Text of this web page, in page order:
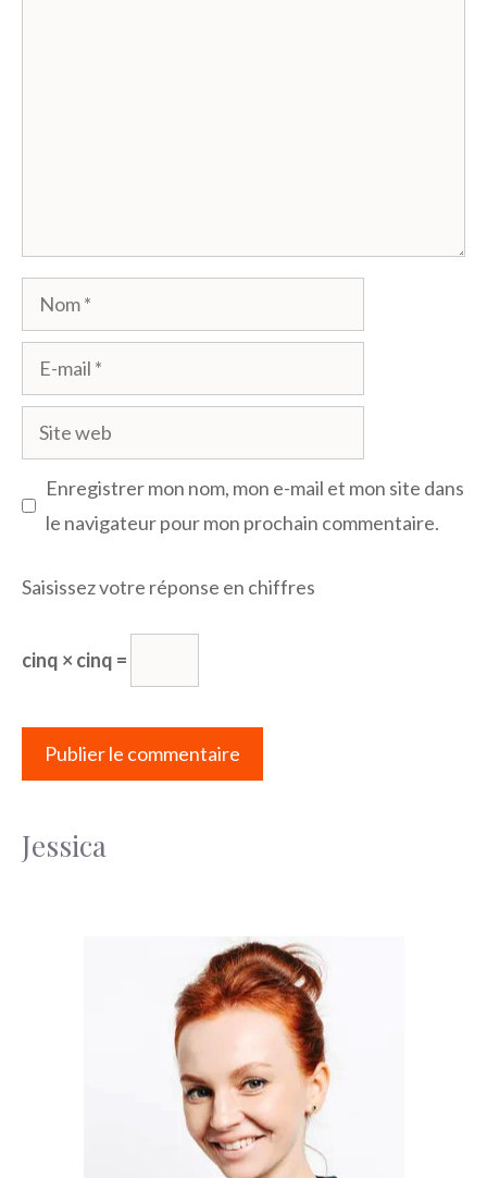
Nom
mail
Site
web
Enregistrer mon nom, mon e-mail et mon site dans
le navigateur pour mon prochain commentaire.
Saisissez votre réponse en chiffres
cinq × cinq =
Jessica